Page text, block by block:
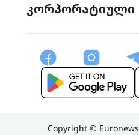
კორპორატიული
Copyright ©